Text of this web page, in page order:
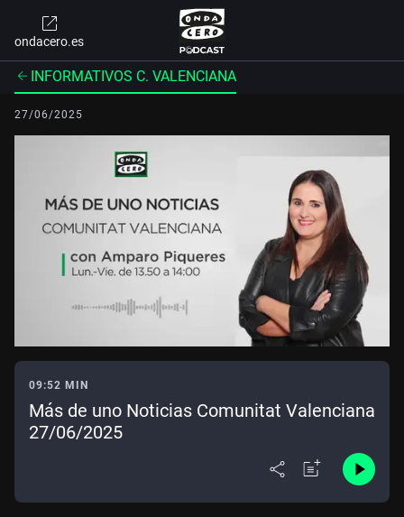
ondacero.es
INFORMATIVOS C. VALENCIANA
27/06/2025
09:52 MIN
Más de uno Noticias Comunitat Valenciana
27/06/2025